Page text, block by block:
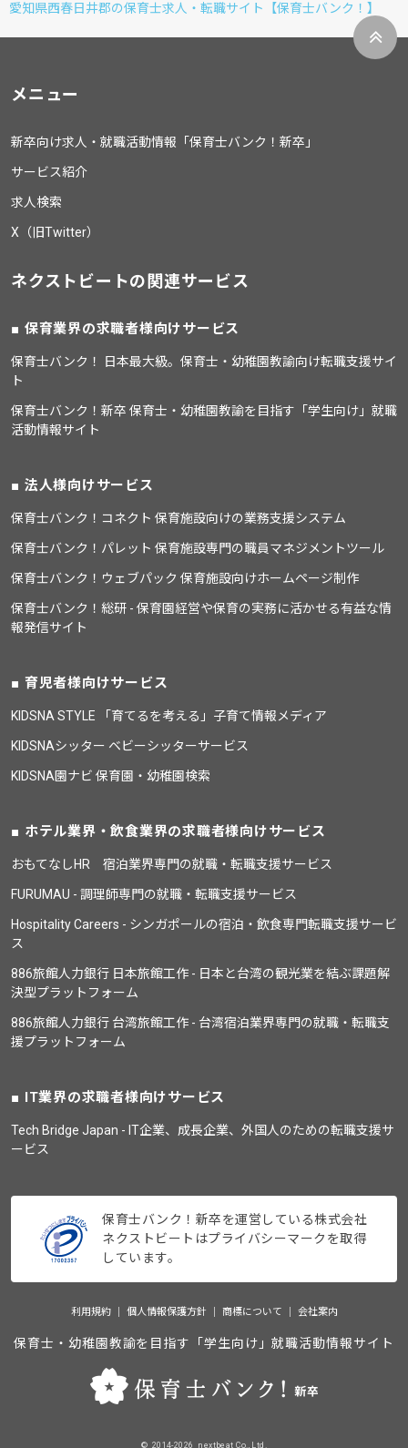
愛知県西春日井郡の保育士求人・転職サイト【保育士バンク！】
メニュー
新卒向け求人・就職活動情報「保育士バンク！新卒」
サービス紹介
求人検索
X（旧Twitter）
ネクストビートの関連サービス
保育業界の求職者様向けサービス
保育士バンク！ 日本最大級。保育士・幼稚園教諭向け転職支援サイ
ト
保育士バンク！新卒 保育士・幼稚園教諭を目指す「学生向け」就職
活動情報サイト
法人様向けサービス
保育士バンク！コネクト 保育施設向けの業務支援システム
保育士バンク！パレット 保育施設専門の職員マネジメントツール
保育士バンク！ウェブパック 保育施設向けホームページ制作
保育士バンク！総研 - 保育園経営や保育の実務に活かせる有益な情
報発信サイト
育児者様向けサービス
KIDSNA STYLE 「育てるを考える」子育て情報メディア
KIDSNAシッター ベビーシッターサービス
KIDSNA園ナビ 保育園・幼稚園検索
ホテル業界・飲食業界の求職者様向けサービス
おもてなしHR 宿泊業界専門の就職・転職支援サービス
FURUMAU - 調理師専門の就職・転職支援サービス
Hospitality Careers - シンガポールの宿泊・飲食専門転職支援サービ
ス
886旅館人力銀行 日本旅館工作 - 日本と台湾の観光業を結ぶ課題解
決型プラットフォーム
886旅館人力銀行 台湾旅館工作 - 台湾宿泊業界専門の就職・転職支
援プラットフォーム
IT業界の求職者様向けサービス
Tech Bridge Japan - IT企業、成長企業、外国人のための転職支援サ
ービス
保育士バンク！新卒を運営している株式会社
ネクストビートはプライバシーマークを取得
しています。
利用規約 個人情報保護方針 商標について 会社案内
保育士・幼稚園教諭を目指す「学生向け」就職活動情報サイト
©_2014-2026_nextbeat Co., Ltd.